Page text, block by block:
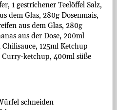
1 gestrichener Teelöffel Salz,
dem Glas, 280g Dosenmais,
aus dem Glas, 280g
aus der Dose, 200ml
125ml Ketchup
ketchup, 400ml süße
schneiden